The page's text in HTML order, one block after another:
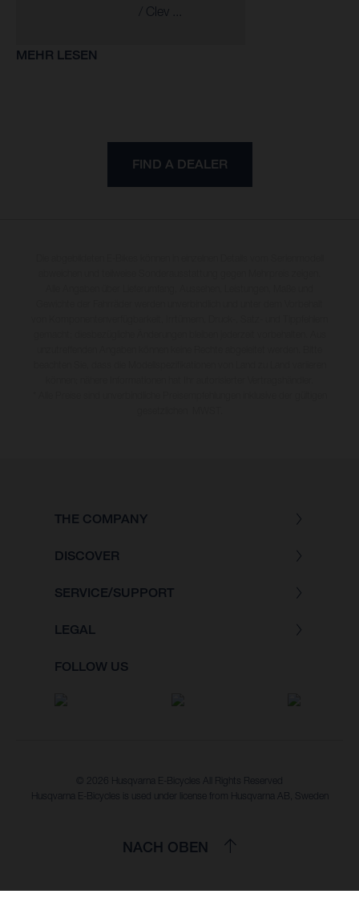
/ Clev ...
MEHR LESEN
FIND A DEALER
THE COMPANY
DISCOVER
SERVICE/SUPPORT
LEGAL
FOLLOW US
© 2026 Husqvarna E-Bicycles All Rights Reserved
Husqvarna E-Bicycles is used under license from Husqvarna AB, Sweden
NACH OBEN